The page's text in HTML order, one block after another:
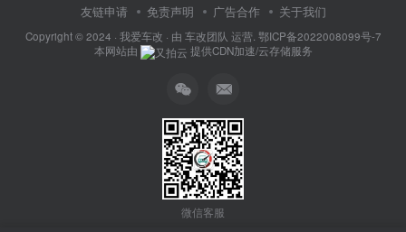
友链申请 免责声明 广告合作 关于我们
Copyright © 2024 · 我爱车改 · 由 车改团队 运营. 鄂ICP备2022008099号-7
本网站由
提供CDN加速/云存储服务
微信客服